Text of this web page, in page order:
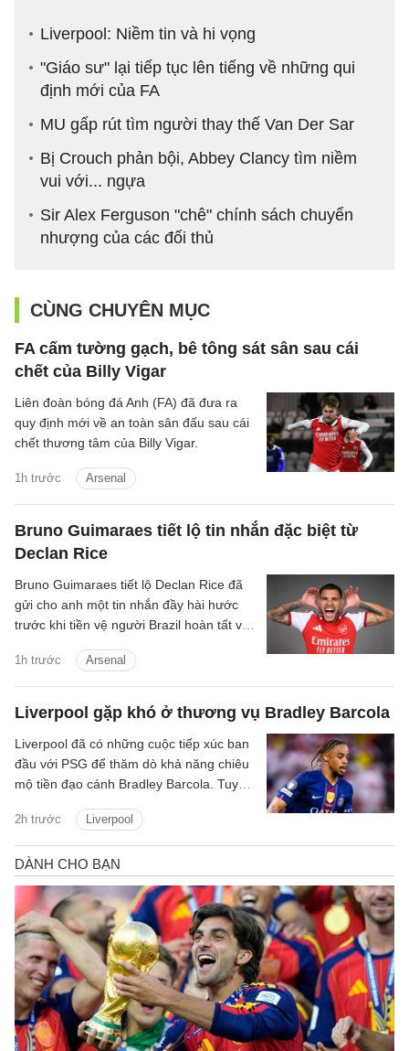
Liverpool: Niềm tin và hi vọng
"Giáo sư" lại tiếp tục lên tiếng về những qui
định mới của FA
MU gấp rút tìm người thay thế Van Der Sar
Bị Crouch phản bội, Abbey Clancy tìm niềm
vui với... ngựa
Sir Alex Ferguson "chê" chính sách chuyển
nhượng của các đối thủ
CÙNG CHUYÊN MỤC
FA cấm tường gạch, bê tông sát sân sau cái
chết của Billy Vigar
1h trước Arsenal
Liên đoàn bóng đá Anh (FA) đã đưa ra
quy định mới về an toàn sân đấu sau cái
chết thương tâm của Billy Vigar.
Bruno Guimaraes tiết lộ tin nhắn đặc biệt từ
Declan Rice
1h trước Arsenal
Bruno Guimaraes tiết lộ Declan Rice đã
gửi cho anh một tin nhắn đầy hài hước
trước khi tiền vệ người Brazil hoàn tất vụ
Arsenal.
Liverpool gặp khó ở thương vụ Bradley Barcola
2h trước Liverpool
Liverpool đã có những cuộc tiếp xúc ban
đầu với PSG để thăm dò khả năng chiêu
mộ tiền đạo cánh Bradley Barcola. Tuy
hai CLB đang là trở ngại lớn đối với
thương vụ này.